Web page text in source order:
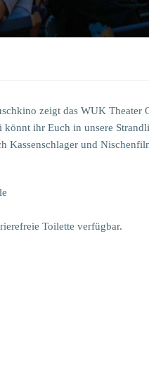
zeigt das WUK Theater
ihr Euch in unsere
Kassenschlager und
Toilette verfügbar.